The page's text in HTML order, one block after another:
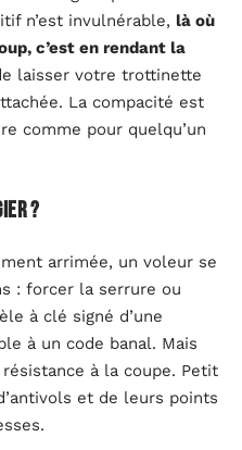
n’est invulnérable, là où
c’est en rendant la
laisser votre trottinette
La compacité est
comme pour quelqu’un
?
arrimée, un voleur se
: forcer la serrure ou
à clé signé d’une
à un code banal. Mais
à la coupe. Petit
et de leurs points